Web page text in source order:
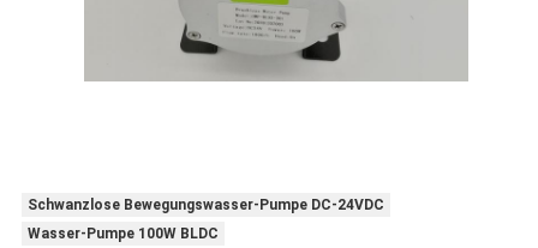
Schwanzlose Bewegungswasser-Pumpe DC-24VDC
Wasser-Pumpe 100W BLDC